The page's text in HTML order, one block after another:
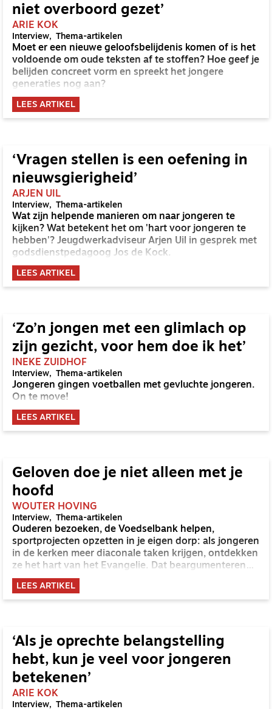
niet overboord gezet’
ARIE KOK
Interview Thema-artikelen
Moet er een nieuwe geloofsbelijdenis komen of is het
voldoende om oude teksten af te stoffen? Hoe geef je
belijden concreet vorm en spreekt het jongere
generaties nog aan?
LEES ARTIKEL
‘Vragen stellen is een oefening in
nieuwsgierigheid’
ARJEN UIL
Interview Thema-artikelen
Wat zijn helpende manieren om naar jongeren te
kijken? Wat betekent het om 'hart voor jongeren te
hebben'? Jeugdwerkadviseur Arjen Uil in gesprek met
godsdienstpedagoog Jos de Kock.
LEES ARTIKEL
‘Zo’n jongen met een glimlach op
zijn gezicht, voor hem doe ik het’
INEKE ZUIDHOF
Interview Thema-artikelen
Jongeren gingen voetballen met gevluchte jongeren.
On te move!
LEES ARTIKEL
Geloven doe je niet alleen met je
hoofd
WOUTER HOVING
Interview Thema-artikelen
Ouderen bezoeken, de Voedselbank helpen,
sportprojecten opzetten in je eigen dorp: als jongeren
in de kerken meer diaconale taken krijgen, ontdekken
ze het hart van het Evangelie. Dat beargumenteren
Derk Jan van der Poel en Marjolijn Matei van Kerkpunt
in Zwolle.
LEES ARTIKEL
‘Als je oprechte belangstelling
hebt, kun je veel voor jongeren
betekenen’
ARIE KOK
Interview Thema-artikelen